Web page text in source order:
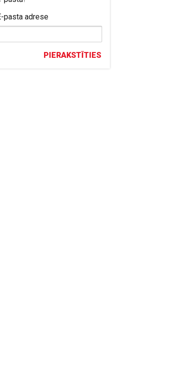
pasta adrese
PIERAKSTĪTIES